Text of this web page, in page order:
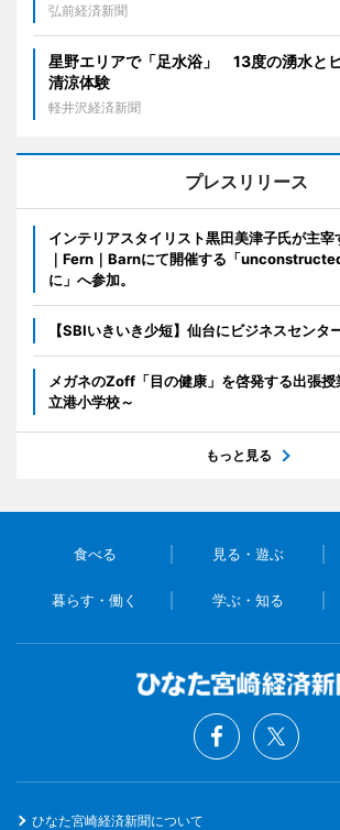
弘前経済新聞
星野エリアで「足水浴」 13度の湧水と
清涼体験
軽井沢経済新聞
プレスリリース
インテリアスタイリスト黒田美津子氏が主
｜Fern｜Barnにて開催する「
に」へ参加。
【SBIいきいき少短】仙台にビジネスセンタ
メガネのZoff「目の健康」を啓発する出張
立港小学校～
もっと見る
食べる 見る・遊ぶ
暮らす・働く 学ぶ・知る
ひなた宮崎経済新聞について